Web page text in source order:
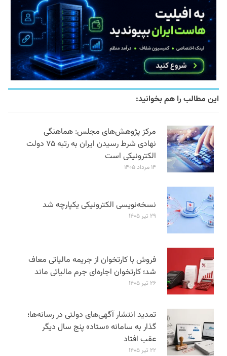
این مطالب را هم بخوانید:
مرکز پژوهش‌های مجلس: هماهنگی
نهادی شرط رسیدن ایران به رتبه ۷۵ دولت
الکترونیکی است
۱۴ مرداد ۱۴۰۵
نسخه‌نویسی الکترونیکی یکپارچه شد
۲۹ تیر ۱۴۰۵
فروش با کارتخوان از جریمه مالیاتی معاف
شد؛ کارتخوان اجاره‌ای جرم مالیاتی ماند
۲۶ تیر ۱۴۰۵
تمدید انتشار آگهی‌های دولتی در رسانه‌ها؛
گذار به سامانه «ستاد» پنج سال دیگر
عقب افتاد
۲۲ تیر ۱۴۰۵